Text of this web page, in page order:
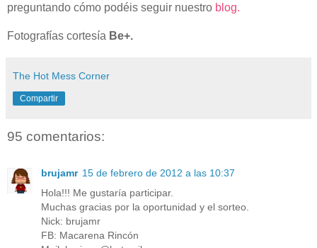
preguntando cómo podéis seguir nuestro blog.
Fotografías cortesía Be+.
The Hot Mess Corner
Compartir
95 comentarios:
brujamr 15 de febrero de 2012 a las 10:37
Hola!!! Me gustaría participar.
Muchas gracias por la oportunidad y el sorteo.
Nick: brujamr
FB: Macarena Rincón